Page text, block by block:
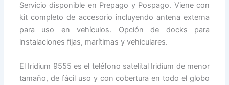
Servicio disponible en Prepago y Pospago. Viene con
kit completo de accesorio incluyendo antena externa
para uso en vehículos. Opción de docks para
instalaciones fijas, marítimas y vehiculares.
El Iridium 9555 es el teléfono satelital Iridium de menor
tamaño, de fácil uso y con cobertura en todo el globo